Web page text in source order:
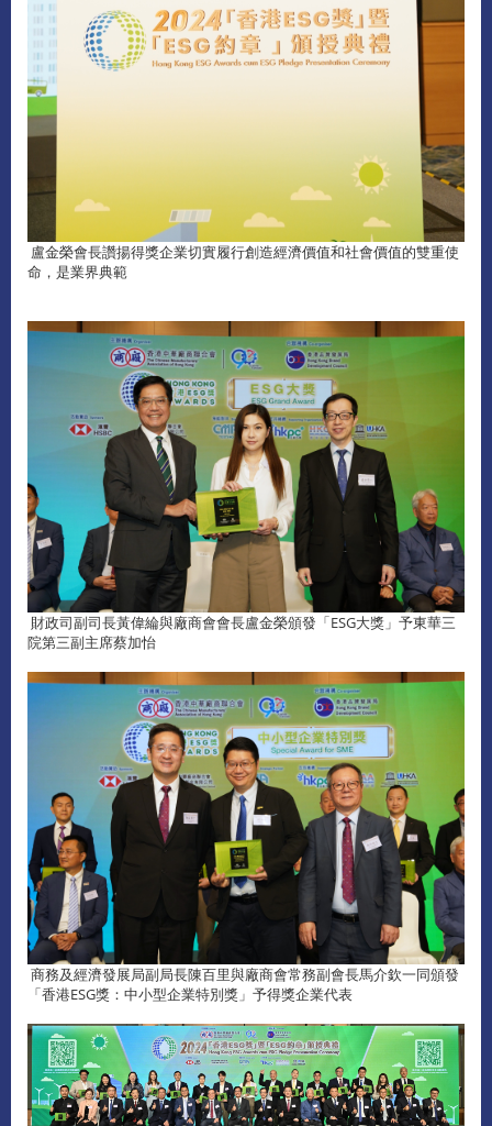
盧金榮會長讚揚得獎企業切實履行創造經濟價值和社會價值的雙重使
命，是業界典範
財政司副司長黃偉綸與廠商會會長盧金榮頒發「ESG大獎」予東華三
院第三副主席蔡加怡
商務及經濟發展局副局長陳百里與廠商會常務副會長馬介欽一同頒發
「香港ESG獎：中小型企業特別獎」予得獎企業代表